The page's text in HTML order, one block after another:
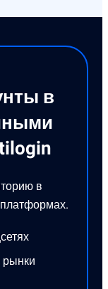
в
в
рынки